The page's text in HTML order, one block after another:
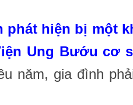
phát hiện bị một
Ung Bướu cơ
năm, gia đình